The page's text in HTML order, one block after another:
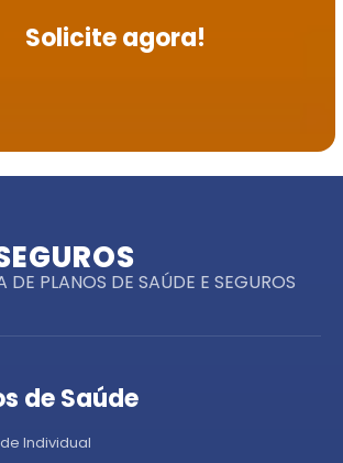
Solicite agora!
DE PLANOS DE SAÚDE E SEGUROS
de Saúde
Individual